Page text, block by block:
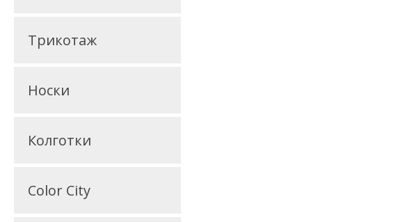
Трикотаж
Носки
Колготки
Color City